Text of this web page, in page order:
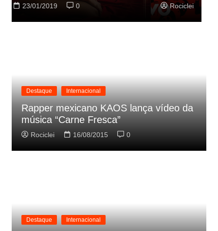
Rociclei 22/01/2019
Destaque Internacional
Rapper mexicano KAOS lança vídeo da
música “Carne Fresca”
Rociclei 16/08/2015 0
Destaque Internacional